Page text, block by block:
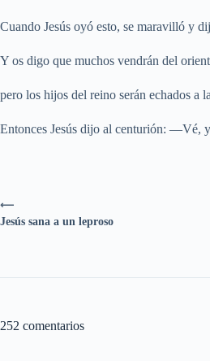
Cuando Jesús oyó esto, se maravilló y
Y os digo que muchos vendrán del
pero los hijos del reino serán echados a
Entonces Jesús dijo al centurión: —Vé,
⟵
Jesús sana a un leproso
252 comentarios